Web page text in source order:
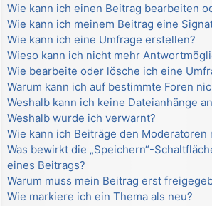
Wie kann ich einen Beitrag bearbeiten
Wie kann ich meinem Beitrag eine
Wie kann ich eine Umfrage erstellen?
Wieso kann ich nicht mehr
Wie bearbeite oder lösche ich eine
Warum kann ich auf bestimmte Foren
Weshalb kann ich keine Dateianhänge
Weshalb wurde ich verwarnt?
Wie kann ich Beiträge den Moderatoren
Was bewirkt die „Speichern“-
eines Beitrags?
Warum muss mein Beitrag erst
Wie markiere ich ein Thema als neu?